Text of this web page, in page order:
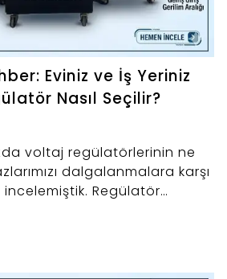
Eviniz ve İş Yeriniz
Nasıl Seçilir?
voltaj regülatörlerinin ne
dalgalanmalara karşı
incelemiştik. Regülatör